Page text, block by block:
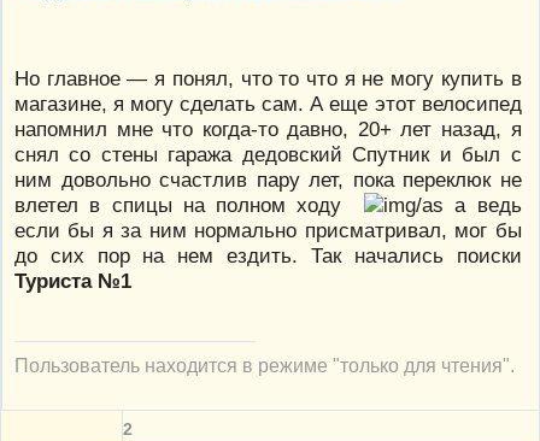
Но главное — я понял, что то что я не могу купить в
магазине, я могу сделать сам. А еще этот велосипед
напомнил мне что когда-то давно, 20+ лет назад, я
снял со стены гаража дедовский Спутник и был с
ним довольно счастлив пару лет, пока переклюк не
влетел в спицы на полном ходу
а ведь
если бы я за ним нормально присматривал, мог бы
до сих пор на нем ездить. Так начались поиски
Туриста №1
Пользователь находится в режиме "только для чтения".
2